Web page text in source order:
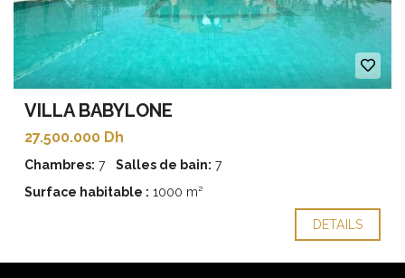
VILLA BABYLONE
27.500.000 Dh
Chambres: 7 Salles de bain: 7
Surface habitable : 1000 m²
DETAILS